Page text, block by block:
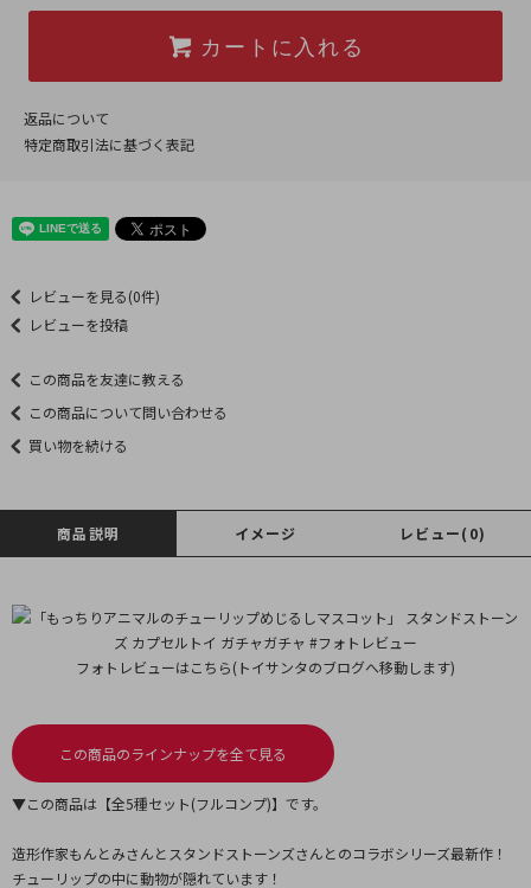
カートに入れる
返品について
特定商取引法に基づく表記
レビューを見る(0件)
レビューを投稿
この商品を友達に教える
この商品について問い合わせる
買い物を続ける
商品説明 イメージ レビュー(0)
フォトレビューはこちら(トイサンタのブログへ移動します)
この商品のラインナップを全て見る
▼この商品は【全5種セット(フルコンプ)】です。
造形作家もんとみさんとスタンドストーンズさんとのコラボシリーズ最新作！
チューリップの中に動物が隠れています！